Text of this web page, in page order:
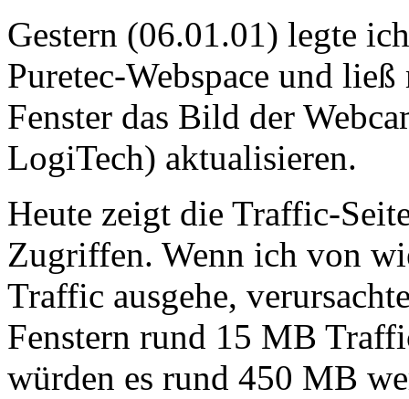
Gestern (06.01.01) legte
Puretec-Webspace und
Fenster das Bild der
LogiTech) aktualisieren.
Heute zeigt die Traffic-
Zugriffen. Wenn ich von
Traffic ausgehe,
Fenstern rund 15 MB
würden es rund 450 MB